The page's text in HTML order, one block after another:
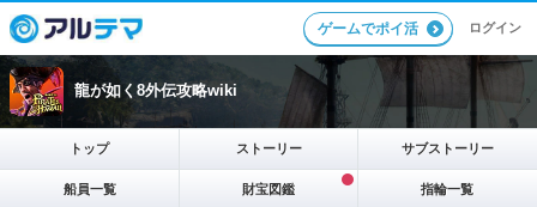
ゲームでポイ活 ログイン
龍が如く8外伝攻略wiki
トップ ストーリー サブストーリー
船員一覧 財宝図鑑 指輪一覧